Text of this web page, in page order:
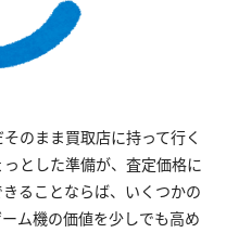
のまま買取店に持って行く
とした準備が、査定価格に
ることならば、いくつかの
ム機の価値を少しでも高め